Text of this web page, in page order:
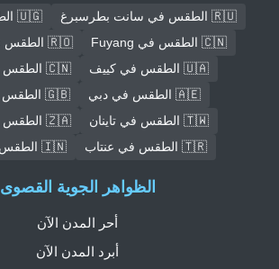
🇷🇺 الطقس في سانت بطرسبرغ
🇺🇬 الطقس في كامبالا
🇨🇳 الطقس في Fuyang
🇷🇴 الطقس في بوخارست
🇺🇦 الطقس في كييف
🇨🇳 الطقس في شينينغ
🇦🇪 الطقس في دبي
🇬🇧 الطقس في لندن
🇹🇼 الطقس في تاينان
🇿🇦 الطقس في ديربان
🇹🇷 الطقس في عنتاب
🇮🇳 الطقس في لكهنؤ
الظواهر الجوية القصوى
أحر المدن الآن
أبرد المدن الآن